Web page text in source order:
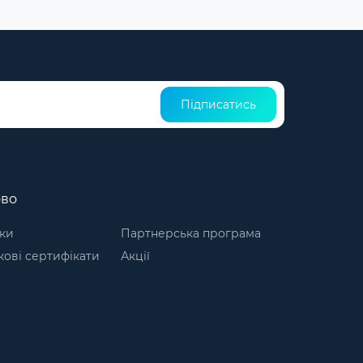
Підписатись
сертифікати
Партнерська програма
Акції